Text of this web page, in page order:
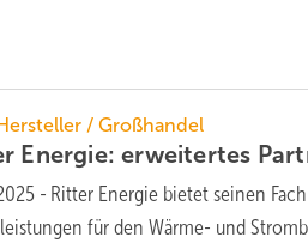
/ Großhandel
Energie: er­wei­ter­tes
- Ritter Energie bietet seinen
für den Wärme- und